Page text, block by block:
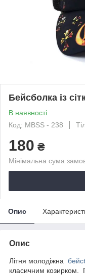
Бейсболка із
В наявності
Код: MBSS - 238
180 ₴
Мінімальна сума
Опис
Опис
Літня молодіжна
класичним